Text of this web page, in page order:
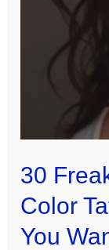
30
Color
You